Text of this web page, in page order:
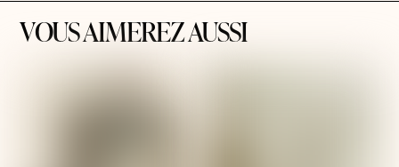
VOUS AIMEREZ AUSSI